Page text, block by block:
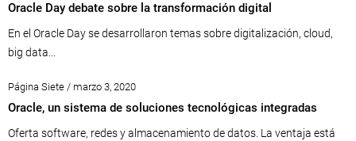
Oracle Day debate sobre la transformación digital
En el Oracle Day se desarrollaron temas sobre digitalización, cloud,
big data...
Página Siete / marzo 3, 2020
Oracle, un sistema de soluciones tecnológicas integradas
Oferta software, redes y almacenamiento de datos. La ventaja está